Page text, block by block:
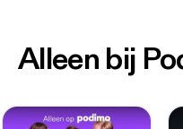
Alleen bij